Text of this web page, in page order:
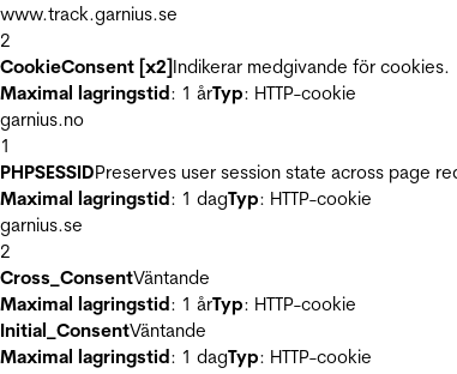
www.track.garnius.se
2
CookieConsent [x2]Indikerar medgivande för cookies.
Maximal lagringstid: 1 årTyp: HTTP-cookie
garnius.no
1
PHPSESSIDPreserves user session state across page
Maximal lagringstid: 1 dagTyp: HTTP-cookie
garnius.se
2
Cross_ConsentVäntande
Maximal lagringstid: 1 årTyp: HTTP-cookie
Initial_ConsentVäntande
Maximal lagringstid: 1 dagTyp: HTTP-cookie